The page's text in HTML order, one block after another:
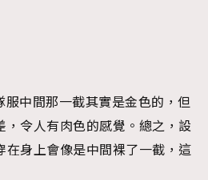
服中間那一截其實是金色的，但
，令人有肉色的感覺。總之，設
在身上會像是中間裸了一截，這